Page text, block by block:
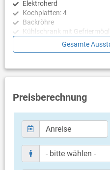
Elektroherd
Kochplatten: 4
Backröhre
Kühlschrank mit
Kaffeemaschine
Toaster
Schlafzimmer mit
Badezimmer
Bad mit WC, Dusche
Balkon & Terrasse
Gesamte
Preisberechnung